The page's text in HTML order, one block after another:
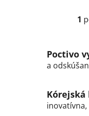
1
Poctivo
a